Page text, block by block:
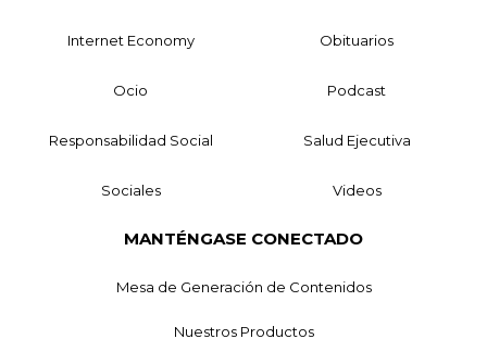
Internet Economy Obituarios
Ocio Podcast
Responsabilidad Social Salud Ejecutiva
Sociales Videos
MANTÉNGASE CONECTADO
Mesa de Generación de Contenidos
Nuestros Productos